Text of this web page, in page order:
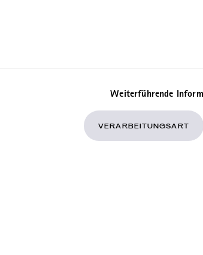
Weiterführende
VERARBEITUNGSART